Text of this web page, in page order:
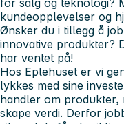
kundeopplevelser og
Ønsker du i tillegg å
innovative produkter?
har ventet på!
Hos Eplehuset er vi
lykkes med sine
handler om
skape verdi. Derfor